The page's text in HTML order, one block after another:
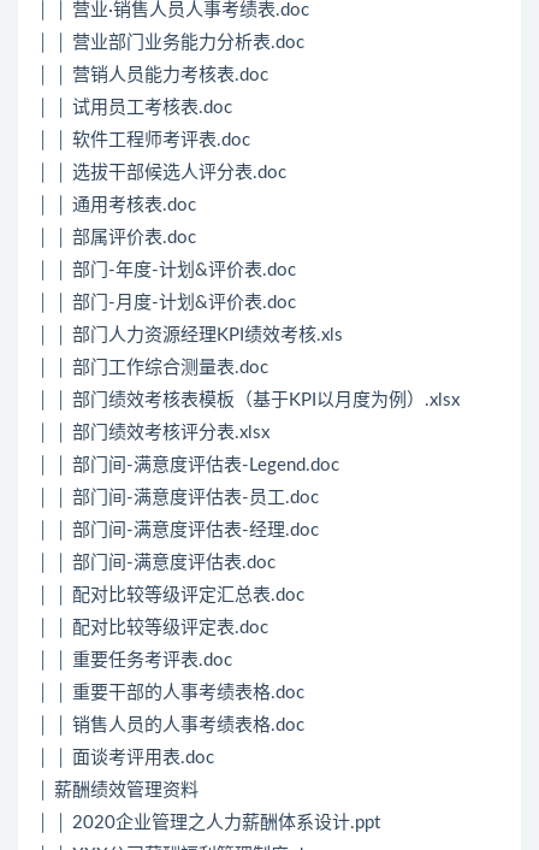
│ │ 营业·销售人员人事考绩表.doc
│ │ 营业部门业务能力分析表.doc
│ │ 营销人员能力考核表.doc
│ │ 试用员工考核表.doc
│ │ 软件工程师考评表.doc
│ │ 选拔干部候选人评分表.doc
│ │ 通用考核表.doc
│ │ 部属评价表.doc
│ │ 部门-年度-计划&评价表.doc
│ │ 部门-月度-计划&评价表.doc
│ │ 部门人力资源经理KPI绩效考核.xls
│ │ 部门工作综合测量表.doc
│ │ 部门绩效考核表模板（基于KPI以月度为例）.xlsx
│ │ 部门绩效考核评分表.xlsx
│ │ 部门间-满意度评估表-Legend.doc
│ │ 部门间-满意度评估表-员工.doc
│ │ 部门间-满意度评估表-经理.doc
│ │ 部门间-满意度评估表.doc
│ │ 配对比较等级评定汇总表.doc
│ │ 配对比较等级评定表.doc
│ │ 重要任务考评表.doc
│ │ 重要干部的人事考绩表格.doc
│ │ 销售人员的人事考绩表格.doc
│ │ 面谈考评用表.doc
│ 薪酬绩效管理资料
│ │ 2020企业管理之人力薪酬体系设计.ppt